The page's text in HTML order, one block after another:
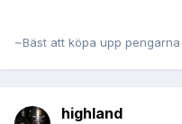
~Bäst att köpa upp
highland